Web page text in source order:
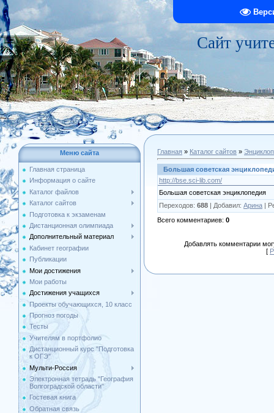
Сайт
Меню сайта
Главная страница
Информация о сайте
Каталог файлов
Каталог сайтов
Подготовка к экзаменам
Дистанционная олимпиада
Дополнительный материал
Кабинет географии
Публикации
Мои достижения
Мои работы
Достижения учащихся
Проекты обучающихся, 10 класс
Прогноз погоды
Тесты
Учителям в портфолио
Дистанционный курс "Подготовка
к ОГЭ"
Мульти-Россия
Электронная тетрадь "География
Волгоградской области"
Гостевая книга
Обратная связь
Главная » Каталог сайтов »
Большая советская
http://bse.sci-lib.com/
Большая советская энциклопедия
Переходов: 688 | Добавил: Арина |
Всего комментариев: 0
Добавлять комментарии
[